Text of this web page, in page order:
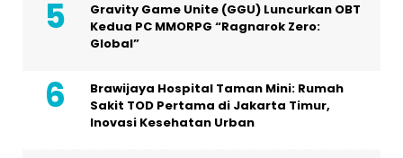
Gravity Game Unite (GGU) Luncurkan OBT
Kedua PC MMORPG “Ragnarok Zero:
Global”
Brawijaya Hospital Taman Mini: Rumah
Sakit TOD Pertama di Jakarta Timur,
Inovasi Kesehatan Urban